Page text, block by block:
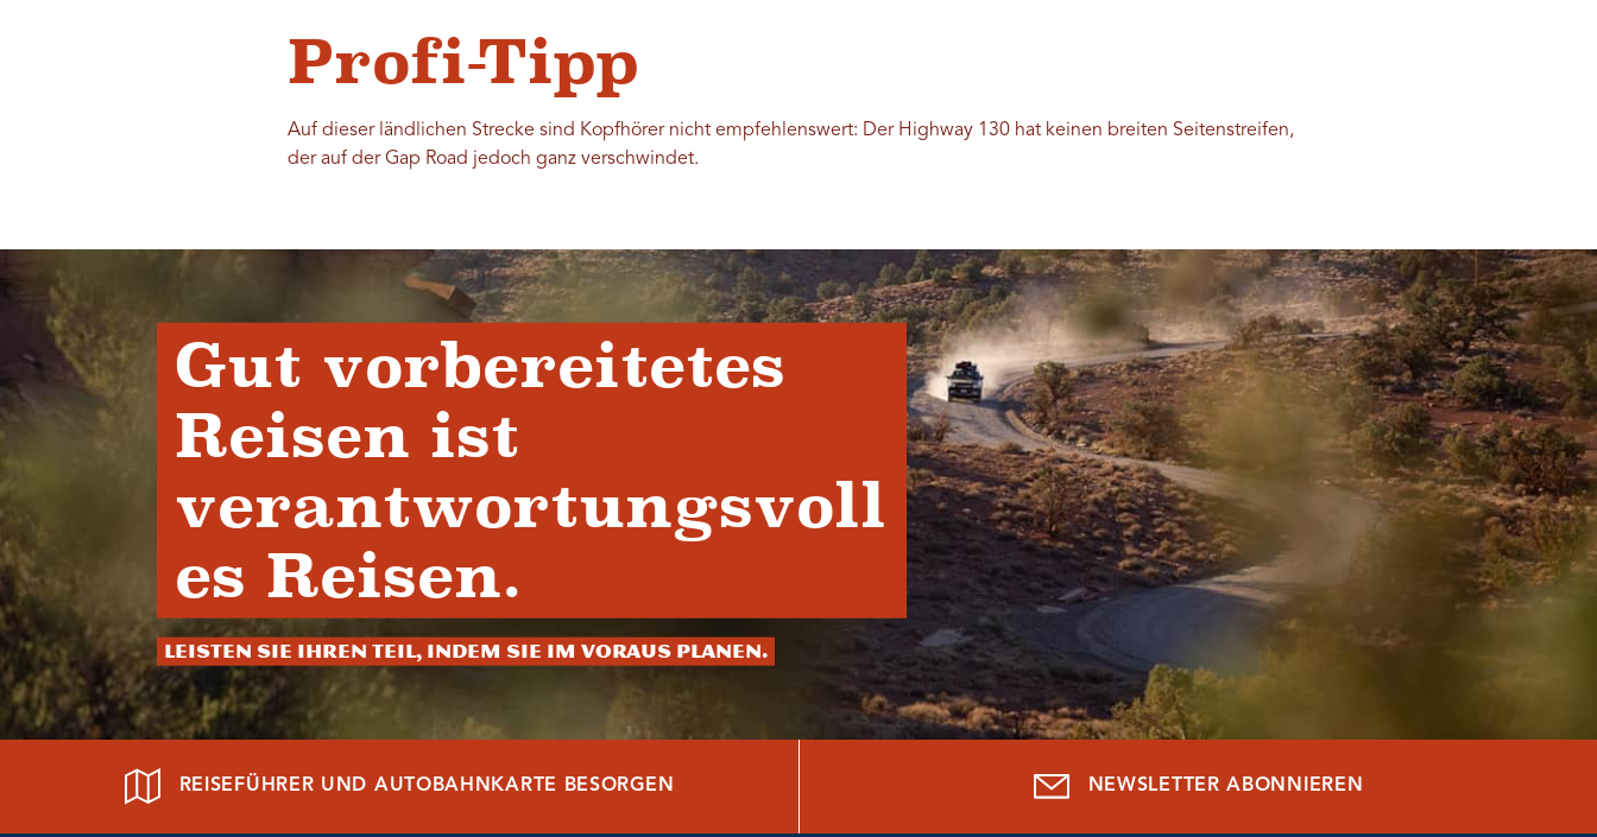
Profi-Tipp
Auf dieser ländlichen Strecke sind Kopfhörer nicht empfehlenswert: Der Highway 130 hat keinen breiten Seitenstreifen,
der auf der Gap Road jedoch ganz verschwindet.
Gut vorbereitetes
Reisen ist
verantwortungsvoll
es Reisen.
Leisten Sie Ihren Teil, indem Sie im Voraus planen.
REISEFÜHRER UND AUTOBAHNKARTE BESORGEN NEWSLETTER ABONNIEREN